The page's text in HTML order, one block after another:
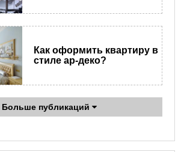
Как оформить квартиру в
стиле ар-деко?
Больше публикаций